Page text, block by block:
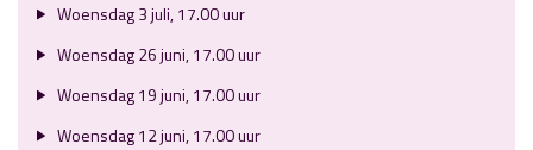
Woensdag 3 juli, 17.00 uur
Woensdag 26 juni, 17.00 uur
Woensdag 19 juni, 17.00 uur
Woensdag 12 juni, 17.00 uur